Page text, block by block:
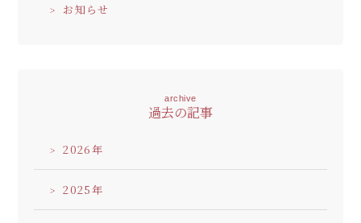
お知らせ
archive
過去の記事
2026
2025